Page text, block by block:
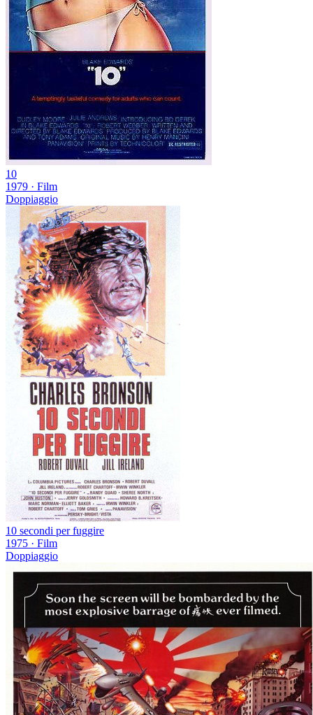
10
1979 · Film
Doppiaggio
10 secondi per fuggire
1975 · Film
Doppiaggio